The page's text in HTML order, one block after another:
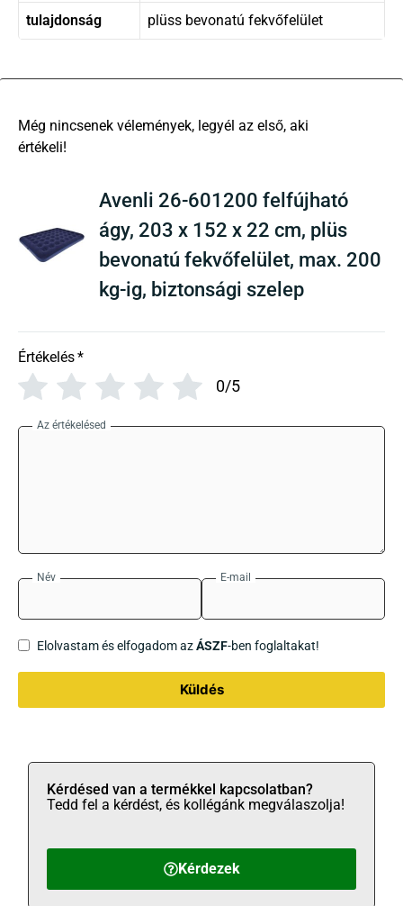
tulajdonság plüss bevonatú fekvőfelület
Avenli 26-601200 felfújható
ágy, 203 x 152 x 22 cm, plüs
bevonatú fekvőfelület, max. 200
kg-ig, biztonsági szelep
Értékelés*
0/5
Az értékelésed
Név E-mail
Elolvastam és elfogadom azÁSZF-ben foglaltakat!
Küldés
Kérdezek
Kérdésed van a termékkel kapcsolatban?
Tedd fel a kérdést, és kollégánk megválaszolja!